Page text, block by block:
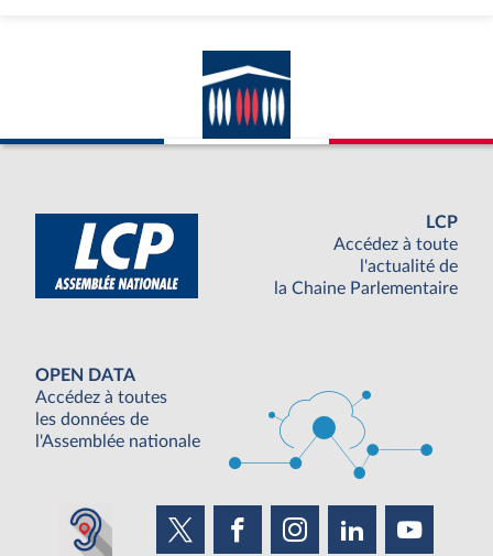
LCP
Accédez à toute
l'actualité de
la Chaine Parlementaire
OPEN DATA
Accédez à toutes
les données de
l'Assemblée nationale